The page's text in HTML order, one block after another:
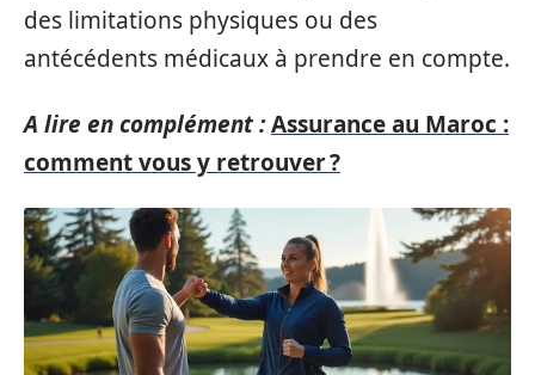
des limitations physiques ou des
antécédents médicaux à prendre en compte.
A lire en complément :Assurance au Maroc :
comment vous y retrouver ?